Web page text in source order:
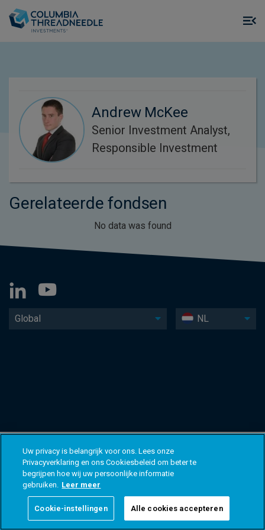
Andrew McKee
Senior Investment Analyst,
Responsible Investment
Gerelateerde fondsen
No data was found
Global NL
Uw privacy is belangrijk voor ons. Lees onze
Privacyverklaring en ons Cookiesbeleid om beter te
begrijpen hoe wij uw persoonlijke informatie
gebruiken. Leer meer
Cookie-instellingen Alle cookies accepteren